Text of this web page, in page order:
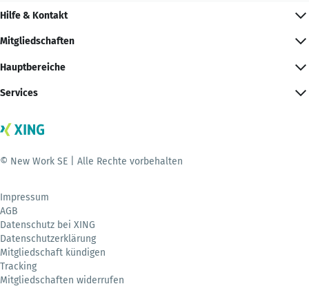
Hilfe & Kontakt
Mitgliedschaften
Hauptbereiche
Services
© New Work SE | Alle Rechte vorbehalten
Impressum
AGB
Datenschutz bei XING
Datenschutzerklärung
Mitgliedschaft kündigen
Tracking
Mitgliedschaften widerrufen